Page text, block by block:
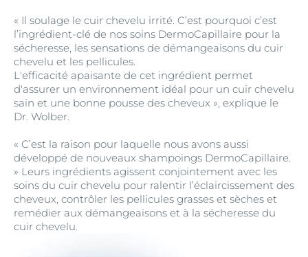
« Il soulage le cuir chevelu irrité. C’est pourquoi c’est
l’ingrédient-clé de nos soins DermoCapillaire pour la
sécheresse, les sensations de démangeaisons du cuir
chevelu et les pellicules.
L'efficacité apaisante de cet ingrédient permet
d'assurer un environnement idéal pour un cuir chevelu
sain et une bonne pousse des cheveux », explique le
Dr. Wolber.
« C’est la raison pour laquelle nous avons aussi
développé de nouveaux shampoings DermoCapillaire.
» Leurs ingrédients agissent conjointement avec les
soins du cuir chevelu pour ralentir l’éclaircissement des
cheveux, contrôler les pellicules grasses et sèches et
remédier aux démangeaisons et à la sécheresse du
cuir chevelu.